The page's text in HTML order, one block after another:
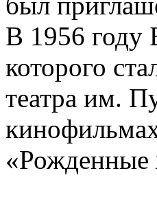
В 1956 году
которого
театра им.
«Рожденные